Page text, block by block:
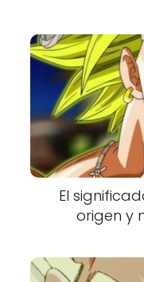
El
origen y